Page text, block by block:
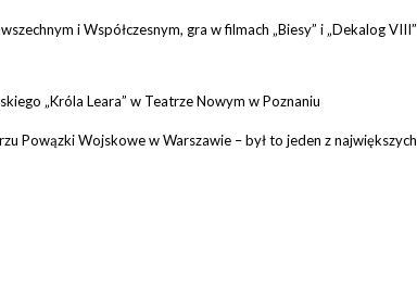
i Współczesnym, gra w filmach „Biesy” i „Dekalog VIII”
„Króla Leara” w Teatrze Nowym w Poznaniu
Powązki Wojskowe w Warszawie – był to jeden z największych